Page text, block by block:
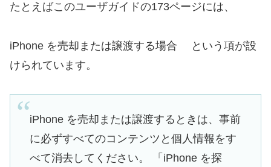
たとえばこのユーザガイドの173ページには、
iPhone を売却または譲渡する場合 という項が設
けられています。
iPhone を売却または譲渡するときは、事前
に必ずすべてのコンテンツと個人情報をす
べて消去してください。 「iPhone を探